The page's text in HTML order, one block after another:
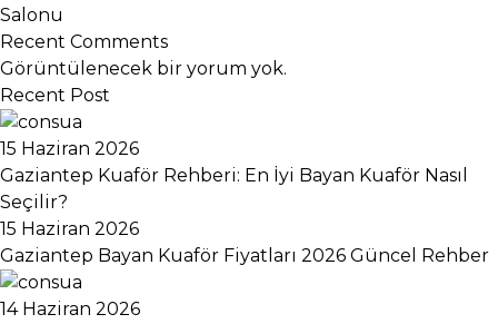
Salonu
Recent Comments
Görüntülenecek bir yorum yok.
Recent Post
15 Haziran 2026
Gaziantep Kuaför Rehberi: En İyi Bayan Kuaför Nasıl
Seçilir?
15 Haziran 2026
Gaziantep Bayan Kuaför Fiyatları 2026 Güncel Rehber
14 Haziran 2026